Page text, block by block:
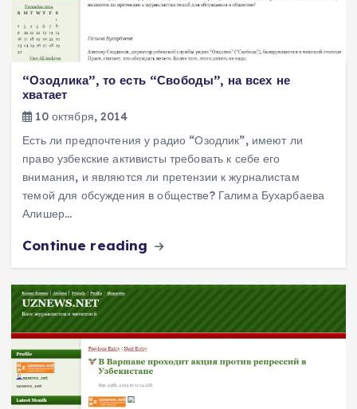
“Озодлика”, то есть “Свободы”, на всех не
хватает
10 октября, 2014
Есть ли предпочтения у радио “Озодлик”, имеют ли
право узбекские активисты требовать к себе его
внимания, и являются ли претензии к журналистам
темой для обсуждения в обществе? Галима Бухарбаева
Алишер…
Continue reading